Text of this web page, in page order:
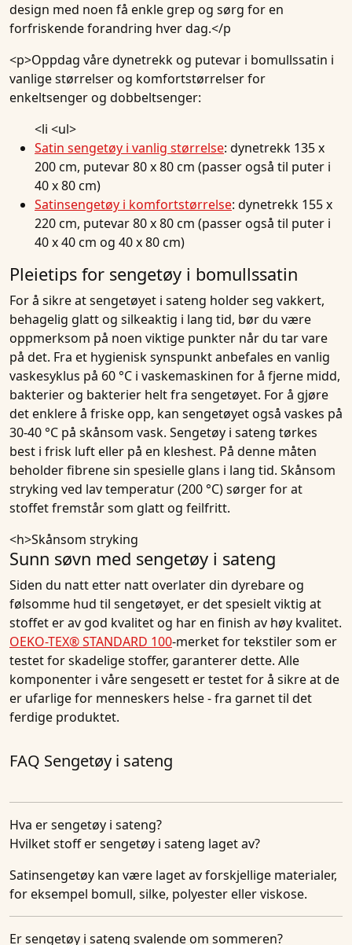
design med noen få enkle grep og sørg for en
forfriskende forandring hver dag.</p
<p>Oppdag våre dynetrekk og putevar i bomullssatin i
vanlige størrelser og komfortstørrelser for
enkeltsenger og dobbeltsenger:
<li <ul>
Satin sengetøy i vanlig størrelse: dynetrekk 135 x
200 cm, putevar 80 x 80 cm (passer også til puter i
40 x 80 cm)
Satinsengetøy i komfortstørrelse: dynetrekk 155 x
220 cm, putevar 80 x 80 cm (passer også til puter i
40 x 40 cm og 40 x 80 cm)
Pleietips for sengetøy i bomullssatin
For å sikre at sengetøyet i sateng holder seg vakkert,
behagelig glatt og silkeaktig i lang tid, bør du være
oppmerksom på noen viktige punkter når du tar vare
på det. Fra et hygienisk synspunkt anbefales en vanlig
vaskesyklus på 60 °C i vaskemaskinen for å fjerne midd,
bakterier og bakterier helt fra sengetøyet. For å gjøre
det enklere å friske opp, kan sengetøyet også vaskes på
30-40 °C på skånsom vask. Sengetøy i sateng tørkes
best i frisk luft eller på en kleshest. På denne måten
beholder fibrene sin spesielle glans i lang tid. Skånsom
stryking ved lav temperatur (200 °C) sørger for at
stoffet fremstår som glatt og feilfritt.
<h>Skånsom stryking
Sunn søvn med sengetøy i sateng
Siden du natt etter natt overlater din dyrebare og
følsomme hud til sengetøyet, er det spesielt viktig at
stoffet er av god kvalitet og har en finish av høy kvalitet.
OEKO-TEX® STANDARD 100-merket for tekstiler som er
testet for skadelige stoffer, garanterer dette. Alle
komponenter i våre sengesett er testet for å sikre at de
er ufarlige for menneskers helse - fra garnet til det
ferdige produktet.
FAQ Sengetøy i sateng
Hva er sengetøy i sateng?
Hvilket stoff er sengetøy i sateng laget av?
Satinsengetøy kan være laget av forskjellige materialer,
for eksempel bomull, silke, polyester eller viskose.
Er sengetøy i sateng svalende om sommeren?